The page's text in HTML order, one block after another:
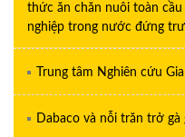
thức ăn chăn nuôi toàn
nghiệp trong nước đứng
Trung tâm Nghiên cứu
Dabaco và nỗi trăn trở